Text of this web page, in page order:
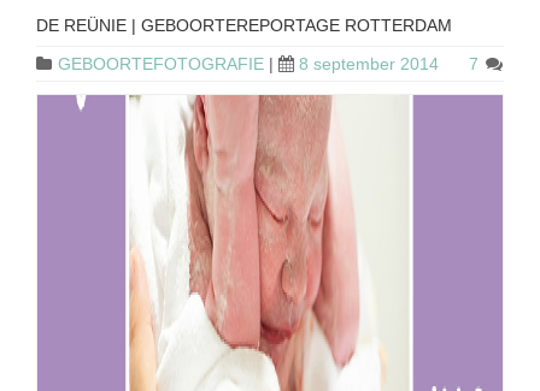
DE REÜNIE | GEBOORTEREPORTAGE ROTTERDAM
GEBOORTEFOTOGRAFIE | 8 september 2014 7